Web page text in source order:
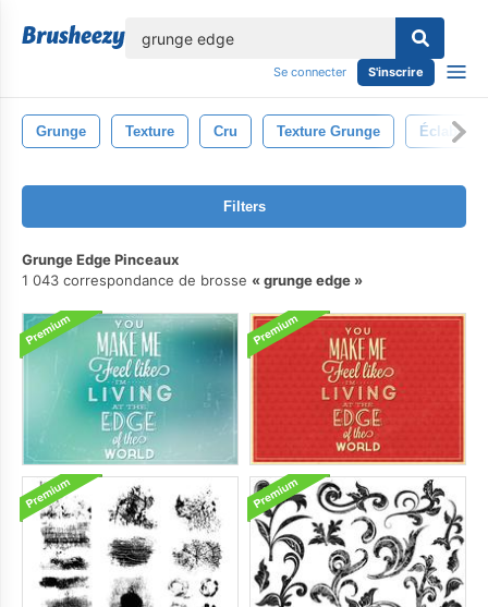
Se connecter S'inscrire
Grunge Texture Cru Texture Grunge
Filters
Grunge Edge Pinceaux
1 043 correspondance de brosse
grunge edge